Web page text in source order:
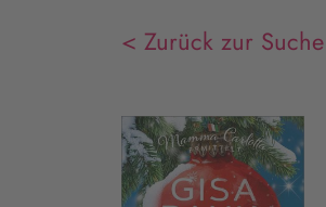
< Zurück zur Suche